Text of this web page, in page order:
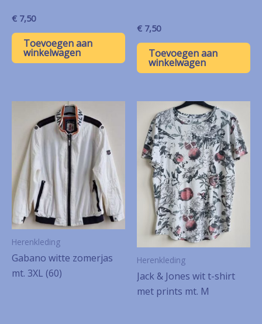
€ 7,50
Toevoegen aan
winkelwagen
€ 7,50
Toevoegen aan
winkelwagen
Herenkleding
Gabano witte zomerjas
mt. 3XL (60)
Herenkleding
Jack & Jones wit t-shirt
met prints mt. M